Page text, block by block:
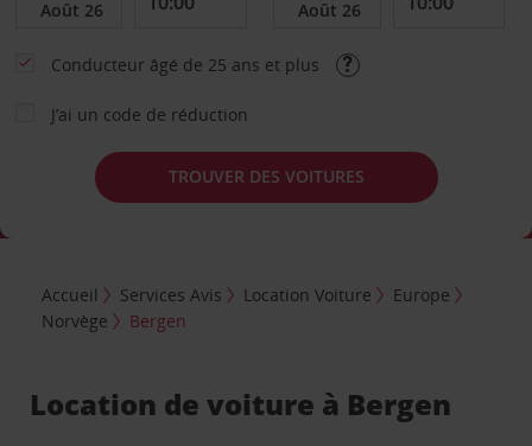
Conducteur âgé de 25 ans et plus
J’ai un code de réduction
TROUVER DES VOITURES
Accueil Services Avis Location Voiture
Europe
Norvège
Bergen
Location de voiture à Bergen